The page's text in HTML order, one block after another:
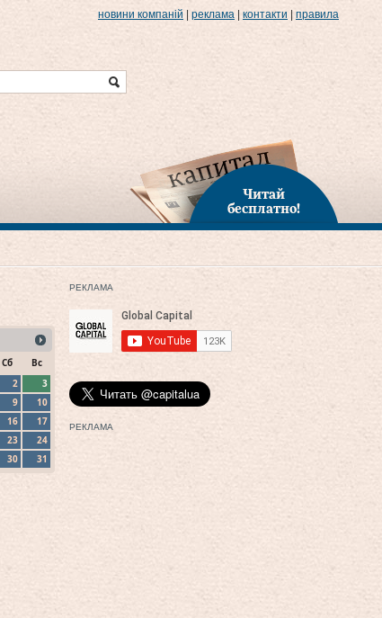
новини компаній реклама контакти правила
Читай
бесплатно!
Сб
Вс
2
3
9
10
16
17
23
24
30 31
РЕКЛАМА
РЕКЛАМА